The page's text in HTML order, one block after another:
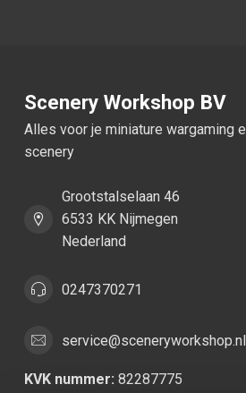
Scenery Workshop BV
Alles voor je miniature wargaming
scenery
Grootstalselaan 46
6533 KK Nijmegen
Nederland
0247370271
service@sceneryworkshop.nl
KVK nummer: 82287775